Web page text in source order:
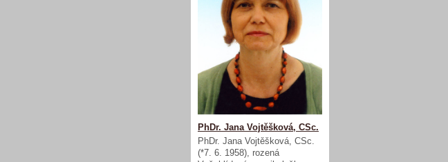
PhDr. Jana Vojtěšková, CSc.
PhDr. Jana Vojtěšková, CSc.
(*7. 6. 1958), rozená